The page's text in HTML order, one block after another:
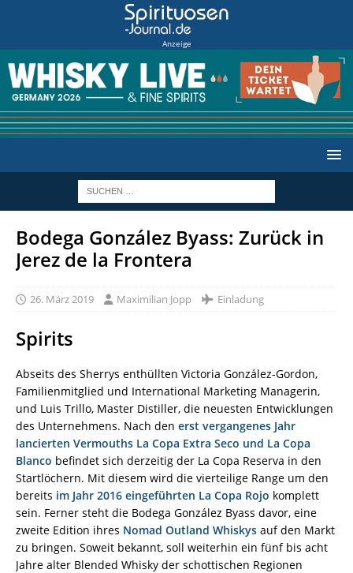
Anzeige
Bodega González Byass: Zurück in
Jerez de la Frontera
26. März 2019 Maximilian Jopp Einladung
Spirits
Abseits des Sherrys enthüllten Victoria González-Gordon,
Familienmitglied und International Marketing Managerin,
und Luis Trillo, Master Distiller, die neuesten Entwicklungen
des Unternehmens. Nach den erst vergangenes Jahr
lancierten Vermouths La Copa Extra Seco und La Copa
Blanco befindet sich derzeitig der La Copa Reserva in den
Startlöchern. Mit diesem wird die vierteilige Range um den
bereits im Jahr 2016 eingeführten La Copa Rojo komplett
sein. Ferner steht die Bodega González Byass davor, eine
zweite Edition ihres Nomad Outland Whiskys auf den Markt
zu bringen. Soweit bekannt, soll weiterhin ein fünf bis acht
Jahre alter Blended Whisky der schottischen Regionen